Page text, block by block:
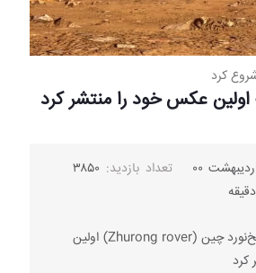
کرد
اولین عکس خود را منتشر کرد
تعداد بازدید: ۳۸۵۰
ژورونگ، اولین مریخ‌نورد چین (Zhurong rover) اولین
کرد